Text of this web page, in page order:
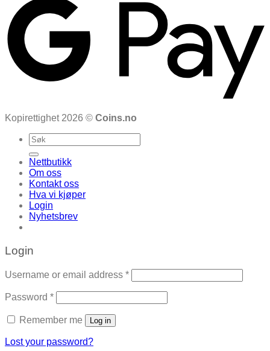
Kopirettighet 2026 © Coins.no
Search
for:
Nettbutikk
Om oss
Kontakt oss
Hva vi kjøper
Login
Nyhetsbrev
Login
Username or email address *Required
Password *Required
Remember me Log in
Lost your password?